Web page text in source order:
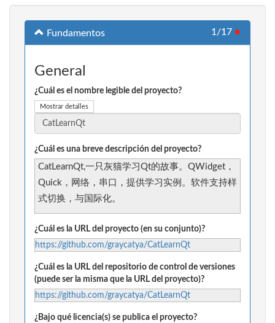
Fundamentos 1/17 ●
General
¿Cuál es el nombre legible del proyecto?
Mostrar detalles
¿Cuál es una breve descripción del proyecto?
CatLearnQt,一只灰猫学习Qt的故事。QWidget，
Quick，网络，串口，提供学习实例。软件支持样
式切换，与国际化。
¿Cuál es la URL del proyecto (en su conjunto)?
https://github.com/graycatya/CatLearnQt
¿Cuál es la URL del repositorio de control de versiones
(puede ser la misma que la URL del proyecto)?
https://github.com/graycatya/CatLearnQt
¿Bajo qué licencia(s) se publica el proyecto?